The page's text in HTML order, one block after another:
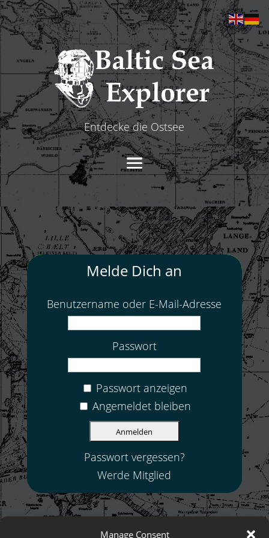
Manage Consent
Entdecke die Ostsee
Melde Dich an
Benutzername oder E-Mail-Adresse
Passwort
Passwort anzeigen
Angemeldet bleiben
Passwort vergessen?
Werde Mitglied